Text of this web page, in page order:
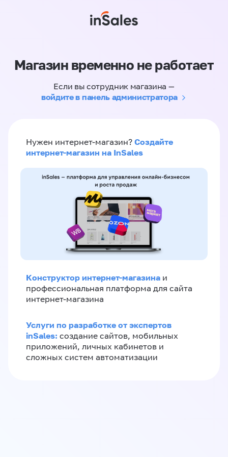
Магазин временно не работает
Если вы сотрудник магазина —
войдите в панель администратора
Нужен интернет-магазин? Создайте
интернет-магазин на InSales
Конструктор интернет-магазина и
профессиональная платформа для сайта
интернет-магазина
Услуги по разработке от экспертов
inSales: создание сайтов, мобильных
приложений, личных кабинетов и
сложных систем автоматизации